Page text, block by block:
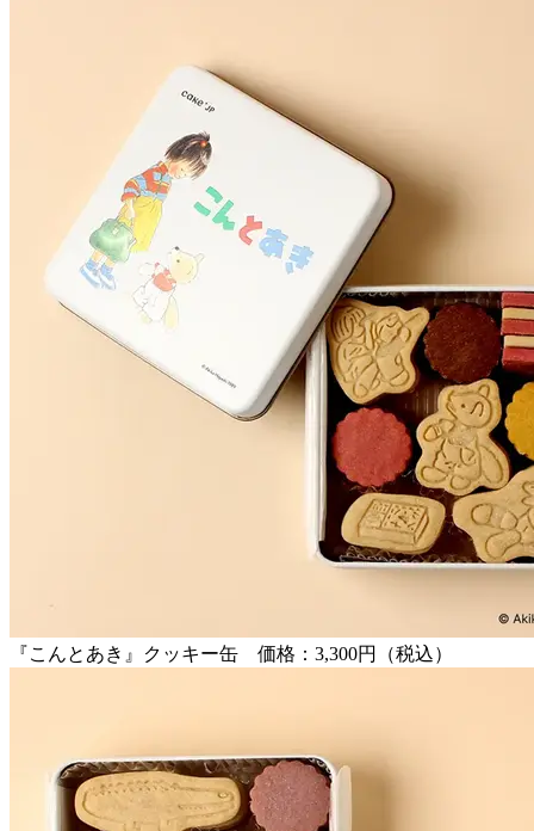
『こんとあき』クッキー缶 価格：3,300円（税込）